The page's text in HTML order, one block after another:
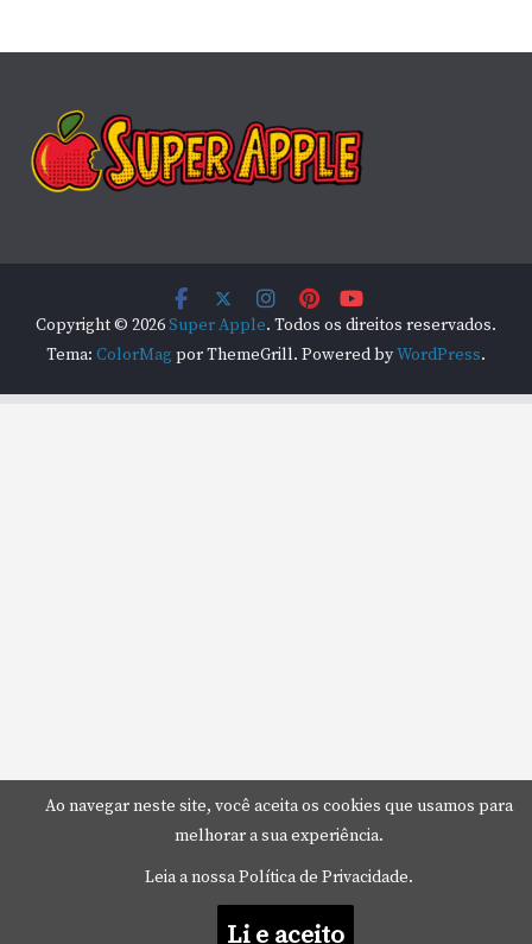
Copyright © 2026Super Apple. Todos os direitos reservados.
Tema: ColorMag por ThemeGrill. Powered byWordPress.
Ao navegar neste site, você aceita os cookies que usamos para
melhorar a sua experiência.
Leia a nossa Política de Privacidade.
Li e aceito